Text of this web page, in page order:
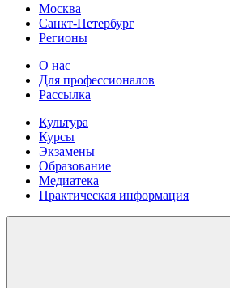
Москва
Санкт-Петербург
Регионы
О нас
Для профессионалов
Рассылка
Культура
Курсы
Экзамены
Образование
Медиатека
Практическая информация